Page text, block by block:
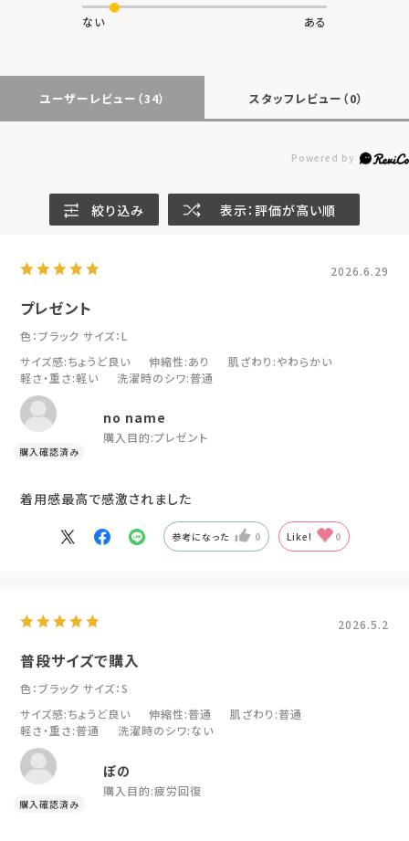
ない ある
ユーザーレビュー （34） スタッフレビュー （0）
絞り込み 表示：評価が高い順
2026.6.29
プレゼント
色：ブラック サイズ：L
サイズ感:ちょうど良い 伸縮性:あり 肌ざわり :やわらかい
軽さ・重さ:軽い 洗濯時のシワ:普通
no name
購入目的:プレゼント
着用感最高で感激されました
参考になった 0 Like! 0
2026.5.2
普段サイズで購入
色：ブラック サイズ：S
サイズ感:ちょうど良い 伸縮性:普通 肌ざわり :普通
軽さ・重さ:普通 洗濯時のシワ:ない
ぽの
購入目的:疲労回復